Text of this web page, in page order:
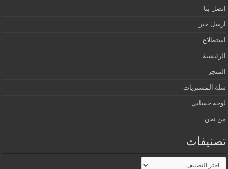
اتصل بنا
ارسل خبر
استطلاع
الرئيسية
المتجر
سلة المشتريات
لوحة حسابي
من نحن
تصنيفات
تصنيفات